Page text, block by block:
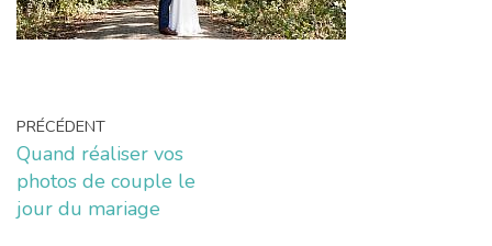
PRÉCÉDENT
Quand réaliser vos
photos de couple le
jour du mariage